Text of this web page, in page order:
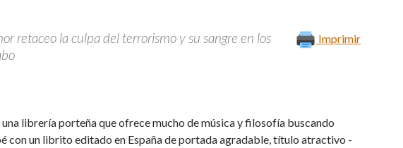
Imprimir
retaceo la culpa del terrorismo y su sangre en los
librería porteña que ofrece mucho de música y filosofía buscando
con un librito editado en España de portada agradable, título atractivo -